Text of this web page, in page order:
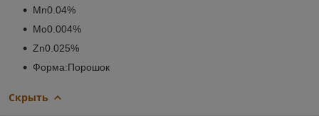
Mn0.04%
Mo0.004%
Zn0.025%
Форма:Порошок
Скрыть